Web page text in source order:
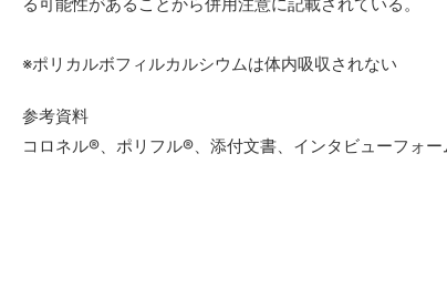
※ポリカルボフィルカルシウムは体内吸収されない
参考資料
コロネル®、ポリフル®、添付文書、インタビューフォー